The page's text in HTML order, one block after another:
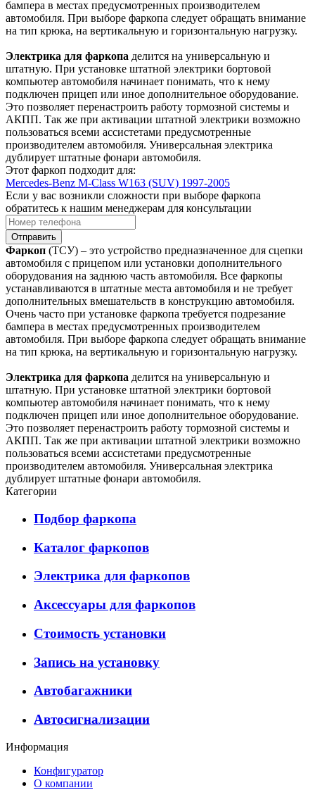
бампера в местах предусмотренных производителем
автомобиля. При выборе фаркопа следует обращать внимание
на тип крюка, на вертикальную и горизонтальную нагрузку.
Электрика для фаркопа делится на универсальную и
штатную. При установке штатной электрики бортовой
компьютер автомобиля начинает понимать, что к нему
подключен прицеп или иное дополнительное оборудование.
Это позволяет перенастроить работу тормозной системы и
АКПП. Так же при активации штатной электрики возможно
пользоваться всеми ассистетами предусмотренные
производителем автомобиля. Универсальная электрика
дублирует штатные фонари автомобиля.
Этот фаркоп подходит для:
Mercedes-Benz M-Class W163 (SUV) 1997-2005
Если у вас возникли сложности при выборе фаркопа
обратитесь к нашим менеджерам для консультации
Отправить
Фаркоп (ТСУ) – это устройство предназначенное для сцепки
автомобиля с прицепом или установки дополнительного
оборудования на заднюю часть автомобиля. Все фаркопы
устанавливаются в штатные места автомобиля и не требует
дополнительных вмешательств в конструкцию автомобиля.
Очень часто при установке фаркопа требуется подрезание
бампера в местах предусмотренных производителем
автомобиля. При выборе фаркопа следует обращать внимание
на тип крюка, на вертикальную и горизонтальную нагрузку.
Электрика для фаркопа делится на универсальную и
штатную. При установке штатной электрики бортовой
компьютер автомобиля начинает понимать, что к нему
подключен прицеп или иное дополнительное оборудование.
Это позволяет перенастроить работу тормозной системы и
АКПП. Так же при активации штатной электрики возможно
пользоваться всеми ассистетами предусмотренные
производителем автомобиля. Универсальная электрика
дублирует штатные фонари автомобиля.
Категории
Подбор фаркопа
Каталог фаркопов
Электрика для фаркопов
Аксессуары для фаркопов
Стоимость установки
Запись на установку
Автобагажники
Автосигнализации
Информация
Конфигуратор
О компании